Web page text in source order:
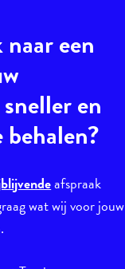
een
en
afspraak
wat wij voor jouw